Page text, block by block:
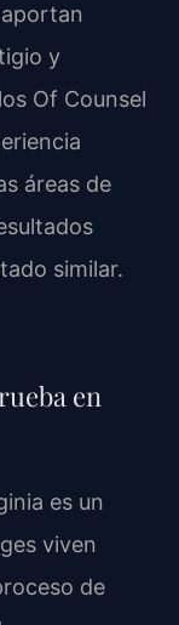
y
Of Counsel
áreas de
similar.
en
es un
viven
de